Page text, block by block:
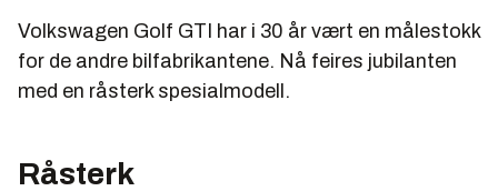
Volkswagen Golf GTI har i 30 år vært en målestokk
for de andre bilfabrikantene. Nå feires jubilanten
med en råsterk spesialmodell.
Råsterk